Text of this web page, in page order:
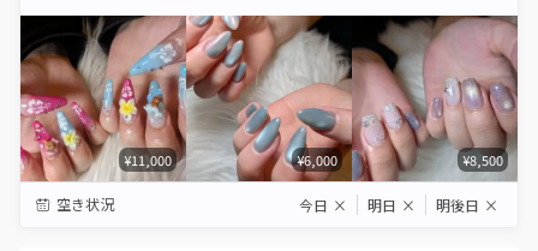
¥11,000 ¥6,000 ¥8,500
空き状況 今日 × 明日 × 明後日 ×